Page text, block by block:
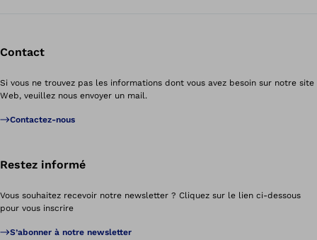
Contact
Si vous ne trouvez pas les informations dont vous avez besoin sur notre site
Web, veuillez nous envoyer un mail.
Contactez-nous
Restez informé
Vous souhaitez recevoir notre newsletter ? Cliquez sur le lien ci-dessous
pour vous inscrire
S’abonner à notre newsletter